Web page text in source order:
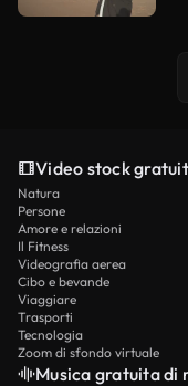
Video stock
Natura
Persone
Amore e relazioni
Il Fitness
Videografia aerea
Cibo e bevande
Viaggiare
Trasporti
Tecnologia
Zoom di sfondo virtuale
Musica gratuita